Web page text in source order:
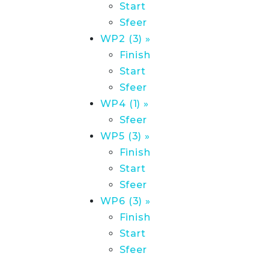
Start
Sfeer
WP2 (3) »
Finish
Start
Sfeer
WP4 (1) »
Sfeer
WP5 (3) »
Finish
Start
Sfeer
WP6 (3) »
Finish
Start
Sfeer